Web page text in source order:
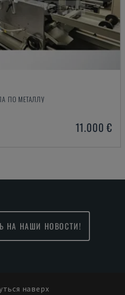
ПО МЕТАЛЛУ
11.000 €
НА НАШИ НОВОСТИ!
наверх